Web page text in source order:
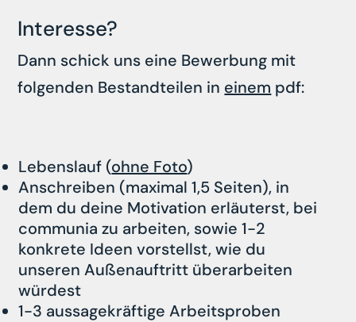
Interesse?
Dann schick uns eine Bewerbung mit
folgenden Bestandteilen in einem pdf:
Lebenslauf (ohne Foto)
Anschreiben (maximal 1,5 Seiten), in
dem du deine Motivation erläuterst, bei
communia zu arbeiten, sowie 1-2
konkrete Ideen vorstellst, wie du
unseren Außenauftritt überarbeiten
würdest
1-3 aussagekräftige Arbeitsproben